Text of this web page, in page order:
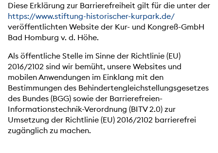
Diese Erklärung zur Barrierefreiheit gilt für die unter der
https://www.stiftung-historischer-kurpark.de/
veröffentlichten Website der Kur- und Kongreß-GmbH
Bad Homburg v. d. Höhe.
Als öffentliche Stelle im Sinne der Richtlinie (EU)
2016/2102 sind wir bemüht, unsere Websites und
mobilen Anwendungen im Einklang mit den
Bestimmungen des Behindertengleichstellungsgesetzes
des Bundes (BGG) sowie der Barrierefreien-
Informationstechnik-Verordnung (BITV 2.0) zur
Umsetzung der Richtlinie (EU) 2016/2102 barrierefrei
zugänglich zu machen.